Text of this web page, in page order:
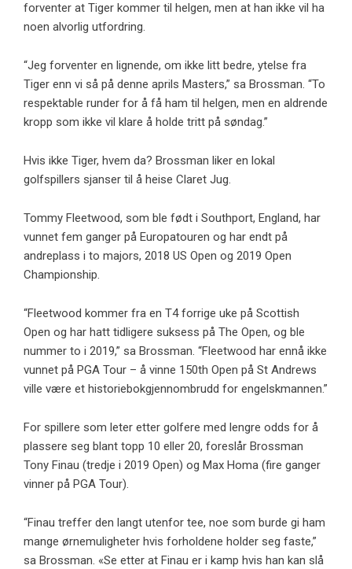
forventer at Tiger kommer til helgen, men at han ikke vil ha
noen alvorlig utfordring.
“Jeg forventer en lignende, om ikke litt bedre, ytelse fra
Tiger enn vi så på denne aprils Masters,” sa Brossman. “To
respektable runder for å få ham til helgen, men en aldrende
kropp som ikke vil klare å holde tritt på søndag.”
Hvis ikke Tiger, hvem da? Brossman liker en lokal
golfspillers sjanser til å heise Claret Jug.
Tommy Fleetwood, som ble født i Southport, England, har
vunnet fem ganger på Europatouren og har endt på
andreplass i to majors, 2018 US Open og 2019 Open
Championship.
“Fleetwood kommer fra en T4 forrige uke på Scottish
Open og har hatt tidligere suksess på The Open, og ble
nummer to i 2019,” sa Brossman. “Fleetwood har ennå ikke
vunnet på PGA Tour – å vinne 150th Open på St Andrews
ville være et historiebokgjennombrudd for engelskmannen.”
For spillere som leter etter golfere med lengre odds for å
plassere seg blant topp 10 eller 20, foreslår Brossman
Tony Finau (tredje i 2019 Open) og Max Homa (fire ganger
vinner på PGA Tour).
“Finau treffer den langt utenfor tee, noe som burde gi ham
mange ørnemuligheter hvis forholdene holder seg faste,”
sa Brossman. «Se etter at Finau er i kamp hvis han kan slå